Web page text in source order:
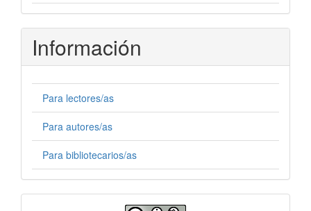
Información
Para lectores/as
Para autores/as
Para bibliotecarios/as